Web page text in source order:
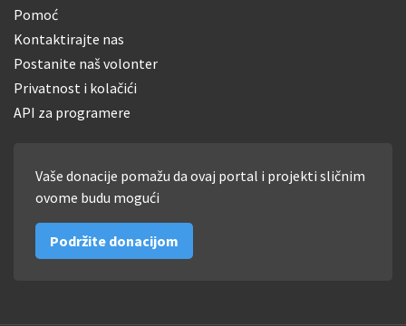
Pomoć
Kontaktirajte nas
Postanite naš volonter
Privatnost i kolačići
API za programere
Vaše donacije pomažu da ovaj portal i projekti sličnim
ovome budu mogući
Podržite donacijom